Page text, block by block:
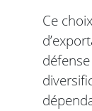
Ce